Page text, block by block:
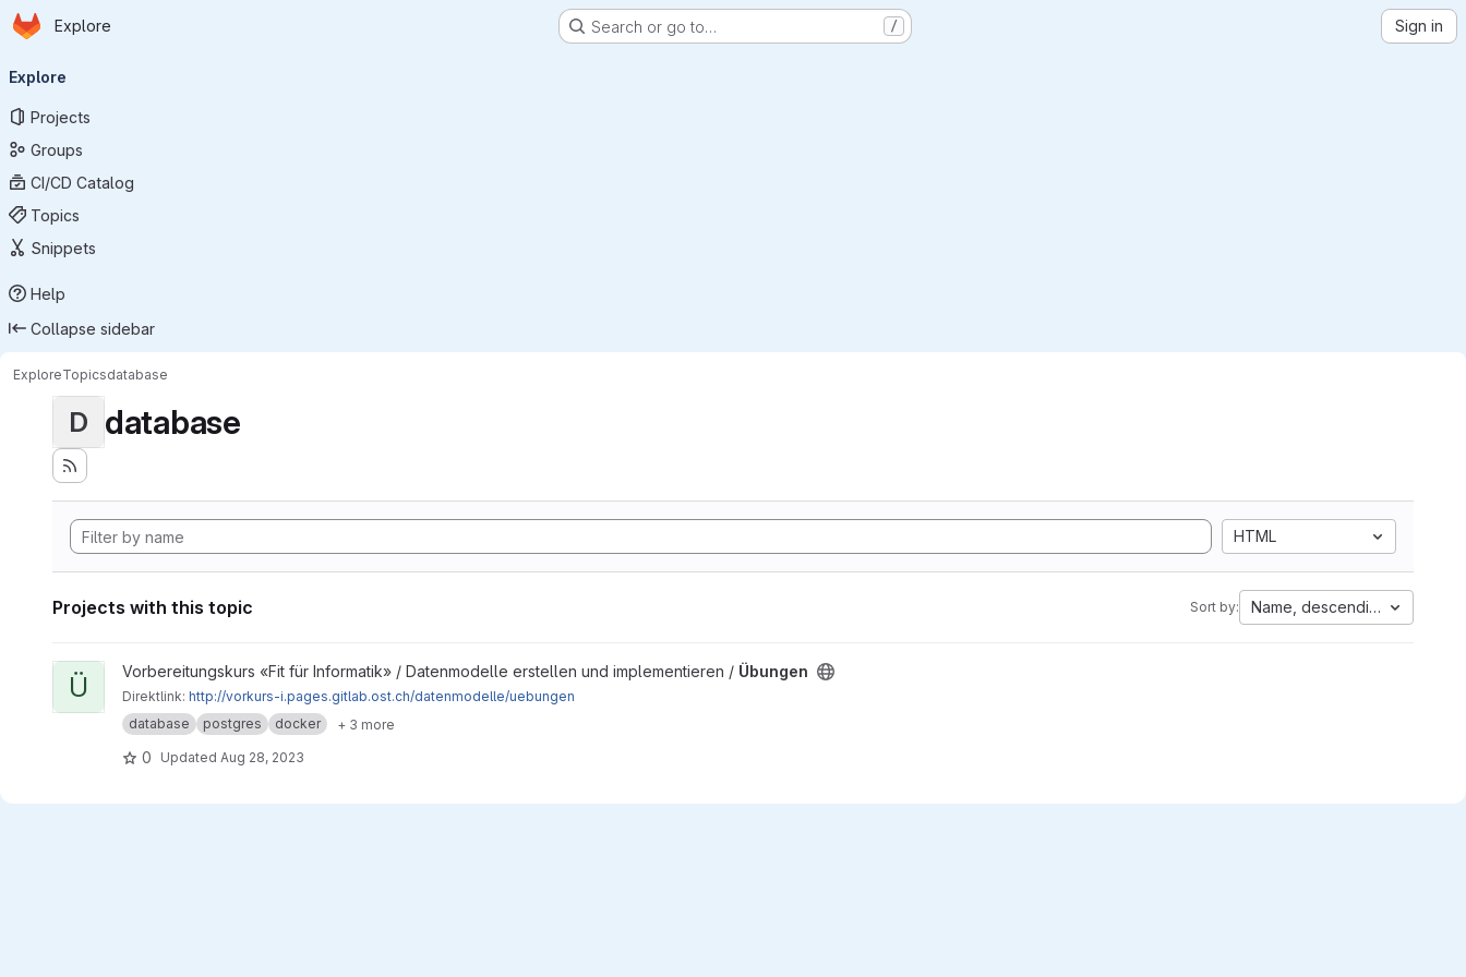
Skip to main content
Homepage
Explore Search or go to… / Sign in
navigation
Explore
Projects
Groups
CI/CD Catalog
Topics
Snippets
Help
Collapse sidebar
ExploreTopicsdatabase
D database
HTML
Projects with this topic Sort by: Name, descending
View Übungen project
Ü Vorbereitungskurs «Fit für Informatik» / Datenmodelle erstellen und implementieren / Übungen
Direktlink: http://vorkurs-i.pages.gitlab.ost.ch/datenmodelle/uebungen
database
postgres docker + 3 more
0 Updated Aug 28, 2023